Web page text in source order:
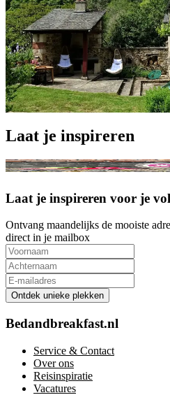
Maar maak je geen zorgen! Als je
authentieke reizen, dan weten wij
staat vol verhalen, inspiratie en tips
halen. Wij geloven dat B&B's de
authentieke reizen, waardoor je de
elke bestemming kunt ervaren. Duik
details en grote ontdekkingen!
Reisinspiratie
Laat je inspireren
Winnaars 'Beste Bed & Breakfast
Laat je inspireren voor je
Ontvang maandelijks de mooiste
direct in je mailbox
Ontdek unieke plekken
Bedandbreakfast.nl
Service & Contact
Over ons
Reisinspiratie
Vacatures